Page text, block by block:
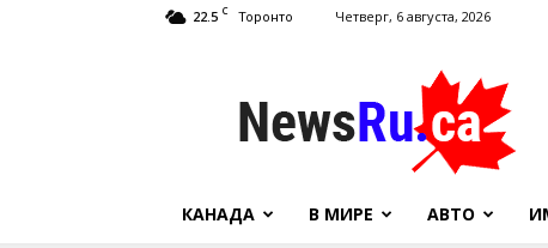
22.5 C Торонто Четверг, 6 августа, 2026
NewsRu.Ca
КАНАДА В МИРЕ АВТО